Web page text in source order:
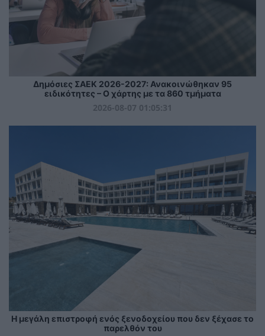
Δημόσιες ΣΑΕΚ 2026-2027: Ανακοινώθηκαν 95
ειδικότητες – Ο χάρτης με τα 860 τμήματα
2026-08-07 01:05:31
Η μεγάλη επιστροφή ενός ξενοδοχείου που δεν ξέχασε το
παρελθόν του